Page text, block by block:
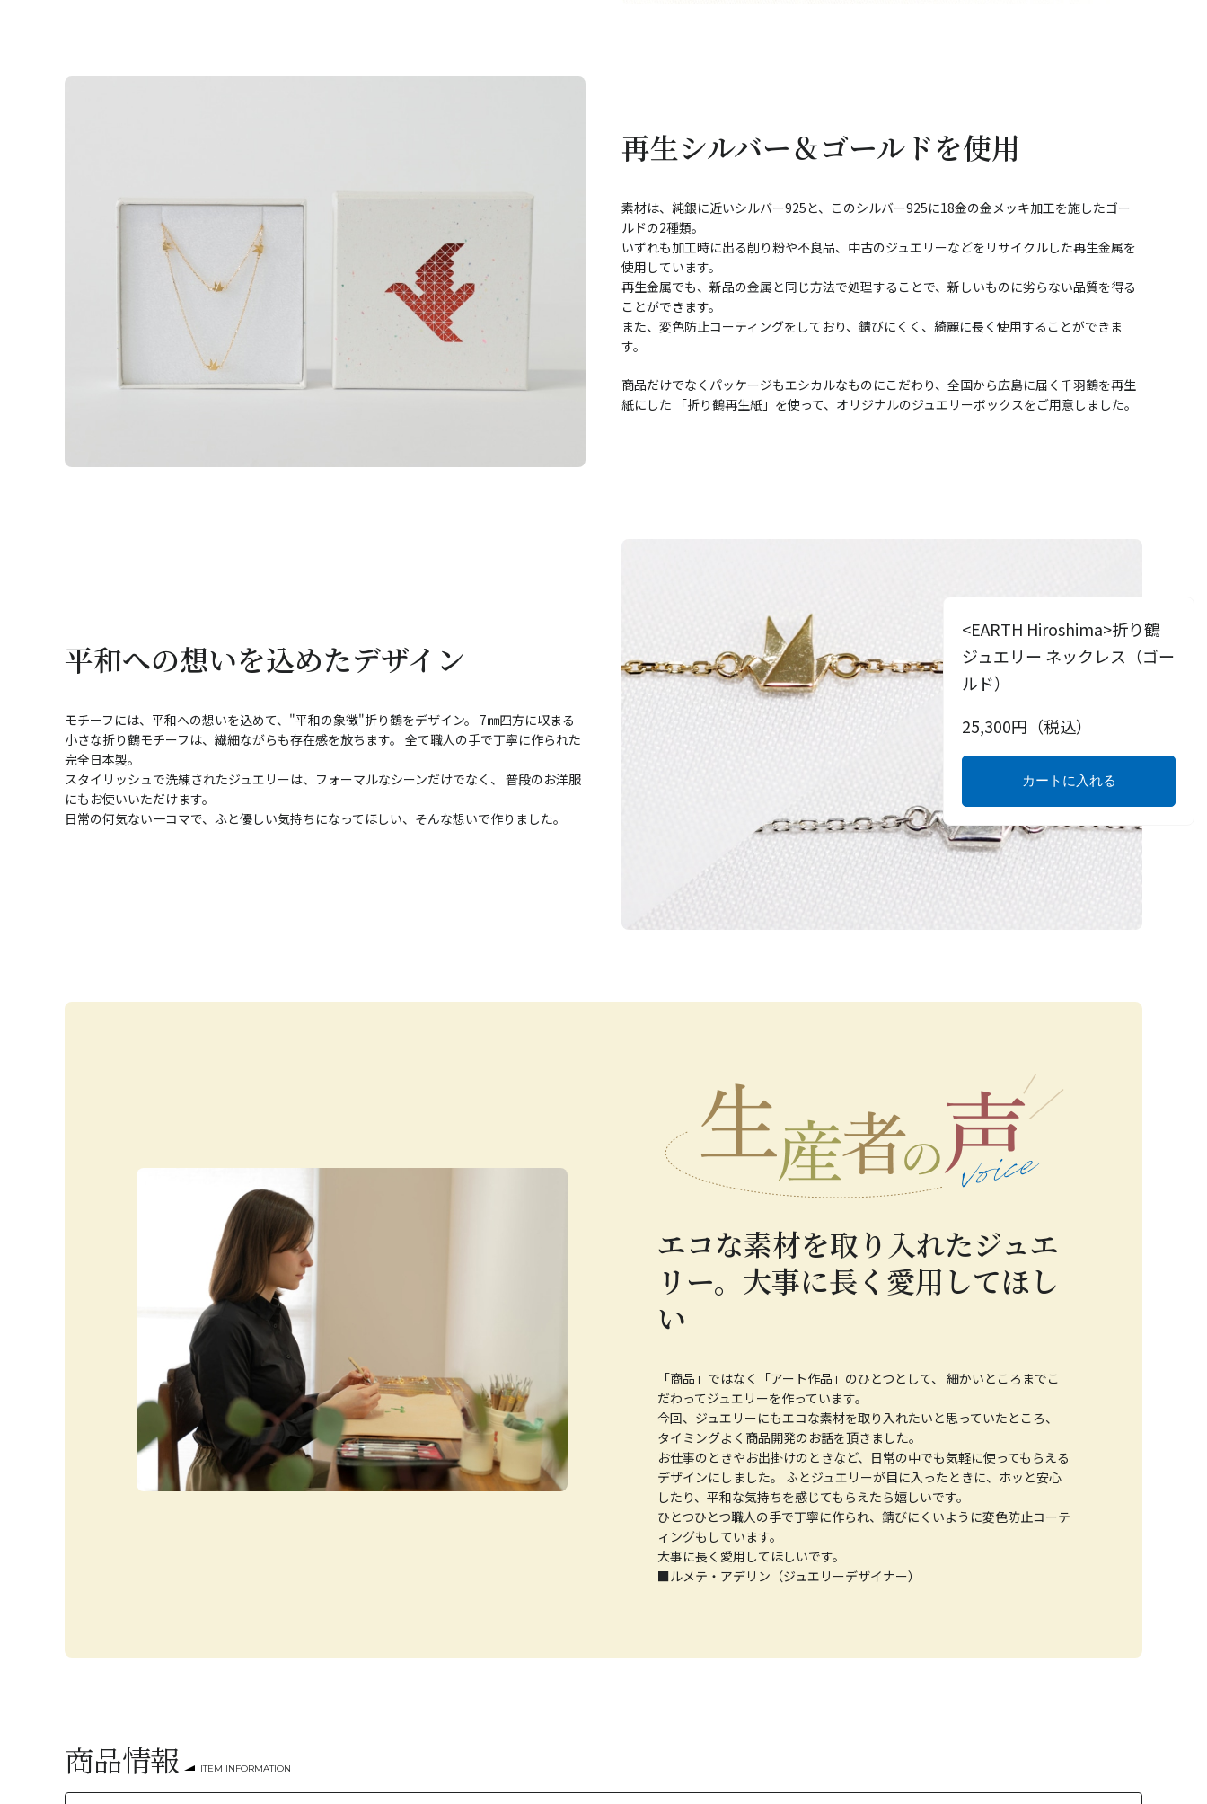
<EARTH Hiroshima>折り鶴
ジュエリー ネックレス（ゴー
ルド）
25,300円（税込）
カートに入れる
再生シルバー＆ゴールドを使用
素材は、純銀に近いシルバー925と、このシルバー925に18金の金メッキ加工を施したゴー
ルドの2種類。
いずれも加工時に出る削り粉や不良品、中古のジュエリーなどをリサイクルした再生金属を
使用しています。
再生金属でも、新品の金属と同じ方法で処理することで、新しいものに劣らない品質を得る
ことができます。
また、変色防止コーティングをしており、錆びにくく、綺麗に長く使用することができま
す。
商品だけでなくパッケージもエシカルなものにこだわり、全国から広島に届く千羽鶴を再生
紙にした 「折り鶴再生紙」を使って、オリジナルのジュエリーボックスをご用意しました。
平和への想いを込めたデザイン
モチーフには、平和への想いを込めて、"平和の象徴"折り鶴をデザイン。 7㎜四方に収まる
小さな折り鶴モチーフは、繊細ながらも存在感を放ちます。 全て職人の手で丁寧に作られた
完全日本製。
スタイリッシュで洗練されたジュエリーは、フォーマルなシーンだけでなく、 普段のお洋服
にもお使いいただけます。
日常の何気ない一コマで、ふと優しい気持ちになってほしい、そんな想いで作りました。
エコな素材を取り入れたジュエ
リー。大事に長く愛用してほし
い
「商品」ではなく「アート作品」のひとつとして、 細かいところまでこ
だわってジュエリーを作っています。
今回、ジュエリーにもエコな素材を取り入れたいと思っていたところ、
タイミングよく商品開発のお話を頂きました。
お仕事のときやお出掛けのときなど、日常の中でも気軽に使ってもらえる
デザインにしました。 ふとジュエリーが目に入ったときに、ホッと安心
したり、平和な気持ちを感じてもらえたら嬉しいです。
ひとつひとつ職人の手で丁寧に作られ、錆びにくいように変色防止コーテ
ィングもしています。
大事に長く愛用してほしいです。
■ルメテ・アデリン（ジュエリーデザイナー）
商品情報 ITEM INFORMATION